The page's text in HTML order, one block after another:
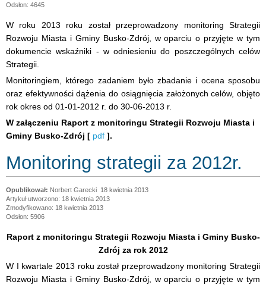
Odsłon: 4645
W roku 2013 roku został przeprowadzony monitoring Strategii
Rozwoju Miasta i Gminy Busko-Zdrój, w oparciu o przyjęte w tym
dokumencie wskaźniki - w odniesieniu do poszczególnych celów
Strategii.
Monitoringiem, którego zadaniem było zbadanie i ocena sposobu
oraz efektywności dążenia do osiągnięcia założonych celów, objęto
rok okres od 01-01-2012 r. do 30-06-2013 r.
W załączeniu Raport z monitoringu Strategii Rozwoju Miasta i
Gminy Busko-Zdrój [ pdf ].
Monitoring strategii za 2012r.
Norbert Garecki 18 kwietnia 2013
Artykuł utworzono: 18 kwietnia 2013
Zmodyfikowano: 18 kwietnia 2013
Odsłon: 5906
Raport z monitoringu Strategii Rozwoju Miasta i Gminy Busko-
Zdrój za rok 2012
W I kwartale 2013 roku został przeprowadzony monitoring Strategii
Rozwoju Miasta i Gminy Busko-Zdrój, w oparciu o przyjęte w tym